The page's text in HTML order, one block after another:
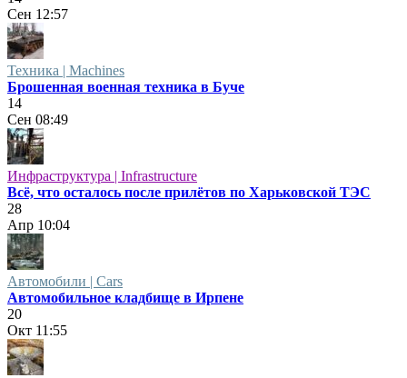
Сен 12:57
Техника | Machines
Брошенная военная техника в Буче
14
Сен 08:49
Инфраструктура | Infrastructure
Всё, что осталось после прилётов по Харьковской ТЭС
28
Апр 10:04
Автомобили | Cars
Автомобильное кладбище в Ирпене
20
Окт 11:55